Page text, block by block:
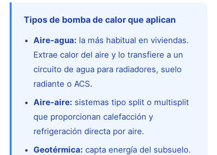
Tipos de bomba de calor que aplican
Aire-agua: la más habitual en viviendas.
Extrae calor del aire y lo transfiere a un
circuito de agua para radiadores, suelo
radiante o ACS.
Aire-aire: sistemas tipo split o multisplit
que proporcionan calefacción y
refrigeración directa por aire.
Geotérmica: capta energía del subsuelo.